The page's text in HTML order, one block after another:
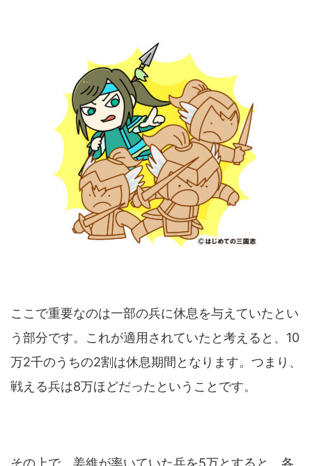
ここで重要なのは一部の兵に休息を与えていたとい
う部分です。これが適用されていたと考えると、10
万2千のうちの2割は休息期間となります。つまり、
戦える兵は8万ほどだったということです。
その上で、姜維が率いていた兵を5万とすると、各